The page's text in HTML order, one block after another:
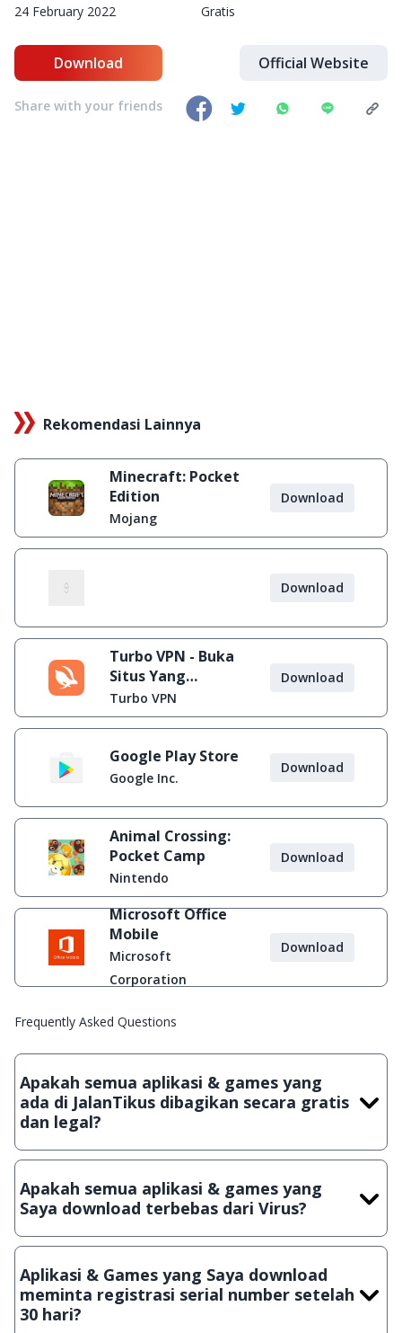
24 February 2022 Gratis
Download Official Website
Share with your friends
Rekomendasi Lainnya
Minecraft: Pocket
Edition
Mojang
Download
Download
Turbo VPN - Buka
Situs Yang
Diblokir
Turbo VPN
Download
Google Play Store
Google Inc.
Download
Animal Crossing:
Pocket Camp
Nintendo
Download
Microsoft Office
Mobile
Microsoft
Corporation
Download
Frequently Asked Questions
Apakah semua aplikasi & games yang
ada di JalanTikus dibagikan secara gratis
dan legal?
Ya, JalanTikus hanya membagikan aplikasi & games yang
crack, patch atau semacamnya.
Apakah semua aplikasi & games yang
Saya download terbebas dari Virus?
Ya, JalanTikus selalu melakukan scanning dengan 3 jenis
suatu aplikasi atau games, sehingga bisa dijamin 100%
terbebas dari virus.
Aplikasi & Games yang Saya download
meminta registrasi serial number setelah
30 hari?